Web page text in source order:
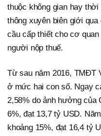
thuộc không gian hay
thông xuyên biên giới
cầu cấp thiết cho cơ
người nộp thuế.
Từ sau năm 2016, TMĐT
ở mức hai con số. Ngay
2,58% do ảnh hưởng của
6%, đạt 13,7 tỷ USD.
khoảng 15%, đạt 16,4 tỷ